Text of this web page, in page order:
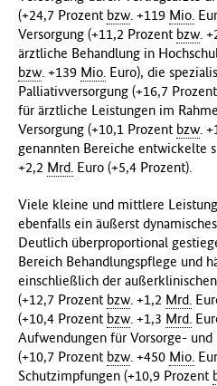
(+24,7 Prozent bzw. +119 Mio.
Versorgung (+11,2 Prozent bzw.
ärztliche Behandlung in
bzw. +139 Mio. Euro), die
Palliativversorgung (+16,7 Prozent
für ärztliche Leistungen im
Versorgung (+10,1 Prozent bzw.
genannten Bereiche entwickelte
+2,2 Mrd. Euro (+5,4 Prozent).
Viele kleine und mittlere
ebenfalls ein äußerst
Deutlich überproportional
Bereich Behandlungspflege und
einschließlich der
(+12,7 Prozent bzw. +1,2 Mrd.
(+10,4 Prozent bzw. +1,3 Mrd.
Aufwendungen für Vorsorge-
(+10,7 Prozent bzw. +450 Mio.
Schutzimpfungen (+10,9 Prozent